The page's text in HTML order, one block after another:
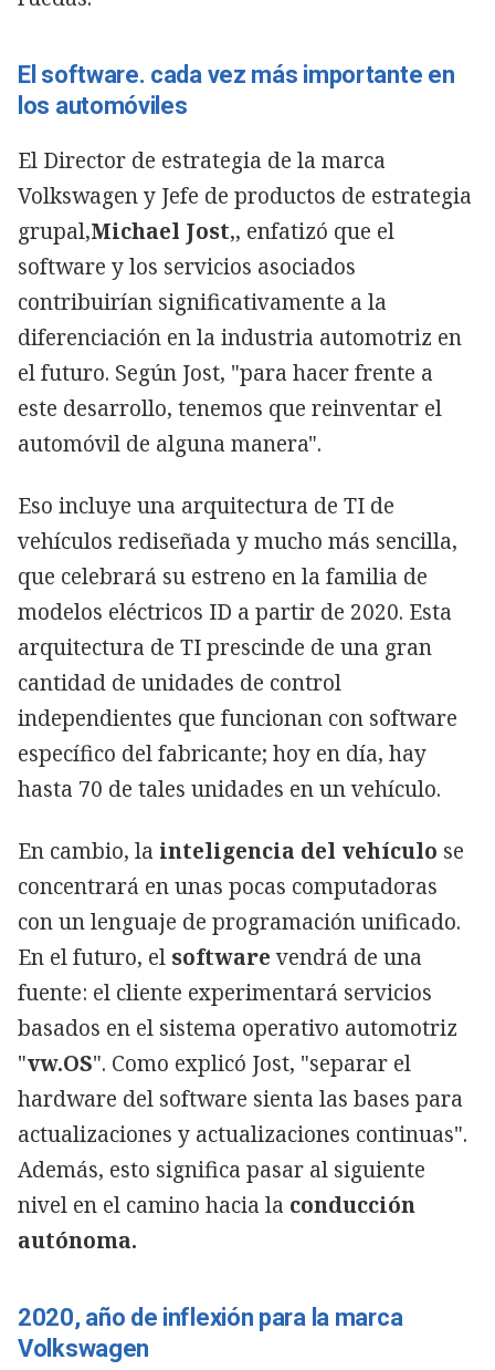
El software. cada vez más importante en
los automóviles
El Director de estrategia de la marca
Volkswagen y Jefe de productos de estrategia
grupal,Michael Jost,, enfatizó que el
software y los servicios asociados
contribuirían significativamente a la
diferenciación en la industria automotriz en
el futuro. Según Jost, "para hacer frente a
este desarrollo, tenemos que reinventar el
automóvil de alguna manera".
Eso incluye una arquitectura de TI de
vehículos rediseñada y mucho más sencilla,
que celebrará su estreno en la familia de
modelos eléctricos ID a partir de 2020. Esta
arquitectura de TI prescinde de una gran
cantidad de unidades de control
independientes que funcionan con software
específico del fabricante; hoy en día, hay
hasta 70 de tales unidades en un vehículo.
En cambio, la inteligencia del vehículo se
concentrará en unas pocas computadoras
con un lenguaje de programación unificado.
En el futuro, el softwarevendrá de una
fuente: el cliente experimentará servicios
basados en el sistema operativo automotriz
"vw.OS". Como explicó Jost, "separar el
hardware del software sienta las bases para
actualizaciones y actualizaciones continuas".
Además, esto significa pasar al siguiente
nivel en el camino hacia la conducción
autónoma.
2020, año de inflexión para la marca
Volkswagen